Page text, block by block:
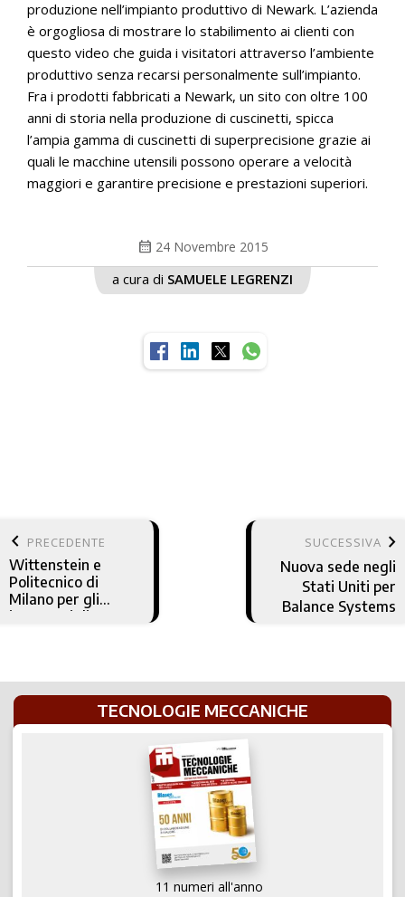
produzione nell’impianto produttivo di Newark. L’azienda
è orgogliosa di mostrare lo stabilimento ai clienti con
questo video che guida i visitatori attraverso l’ambiente
produttivo senza recarsi personalmente sull’impianto.
Fra i prodotti fabbricati a Newark, un sito con oltre 100
anni di storia nella produzione di cuscinetti, spicca
l’ampia gamma di cuscinetti di superprecisione grazie ai
quali le macchine utensili possono operare a velocità
maggiori e garantire precisione e prestazioni superiori.
calendar_month 24 Novembre 2015
a cura di SAMUELE LEGRENZI
keyboard_arrow_left PRECEDENTE
Wittenstein e
Politecnico di
Milano per gli
ingegneri di
SUCCESSIVA keyboard_arrow_right
Nuova sede negli
Stati Uniti per
Balance Systems
TECNOLOGIE MECCANICHE
11 numeri all'anno